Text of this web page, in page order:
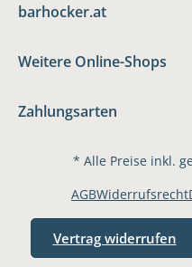
barhocker.at
Weitere Online-Shops
Zahlungsarten
* Alle Preise inkl.
Vertrag widerrufen
AGBWiderrufsrecht